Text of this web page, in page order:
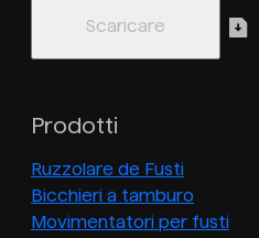
Prodotti
Ruzzolare de Fusti
Bicchieri a tamburo
Movimentatori per fusti